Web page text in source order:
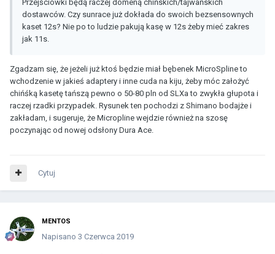
Przejściówki będą raczej domeną chińskich/tajwańskich
dostawców. Czy sunrace już dokłada do swoich bezsensownych
kaset 12s? Nie po to ludzie pakują kasę w 12s żeby mieć zakres
jak 11s.
Zgadzam się, że jeżeli już ktoś będzie miał bębenek MicroSpline to
wchodzenie w jakieś adaptery i inne cuda na kiju, żeby móc założyć
chińśką kasetę tańszą pewno o 50-80 pln od SLXa to zwykła głupota i
raczej rzadki przypadek. Rysunek ten pochodzi z Shimano bodajże i
zakładam, i sugeruje, że Micropline wejdzie również na szosę
poczynając od nowej odsłony Dura Ace.
Cytuj
MENTOS
Napisano 3 Czerwca 2019